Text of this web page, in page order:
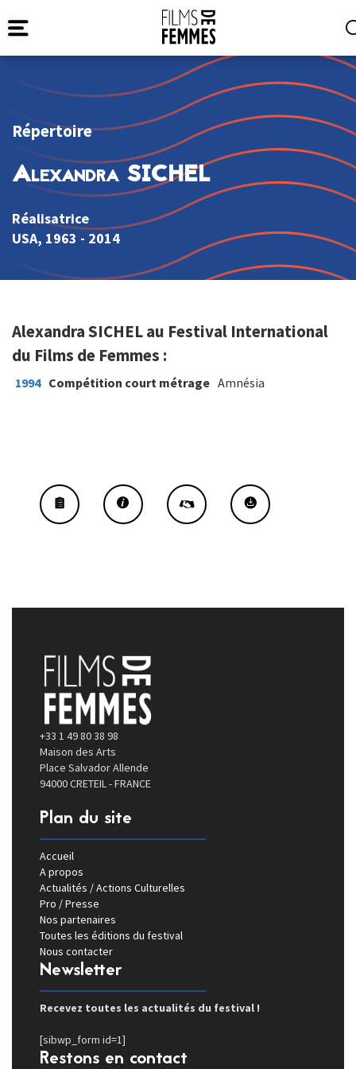
Répertoire
Alexandra SICHEL
Réalisatrice
USA, 1963 - 2014
Alexandra SICHEL au Festival International
du Films de Femmes :
1994 Compétition court métrage Amnésia
+33 1 49 80 38 98
Maison des Arts
Place Salvador Allende
94000 CRETEIL - FRANCE
Plan du site
Accueil
A propos
Actualités / Actions Culturelles
Pro / Presse
Nos partenaires
Toutes les éditions du festival
Nous contacter
Newsletter
Recevez toutes les actualités du festival !
[sibwp_form id=1]
Restons en contact